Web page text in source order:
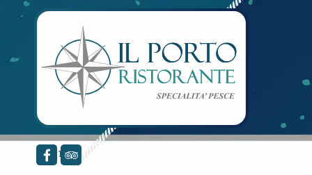
Vai ai contenuti
menù